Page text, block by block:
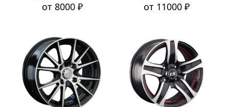
от 8000 ₽
от 11000 ₽